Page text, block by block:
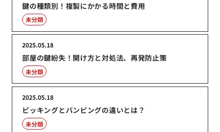
鍵の種類別！複製にかかる時間と費用
未分類
部屋の鍵紛失！開け方と対処法、再発防止策
2025.05.18
未分類
ピッキングとバンピングの違いとは？
2025.05.18
未分類